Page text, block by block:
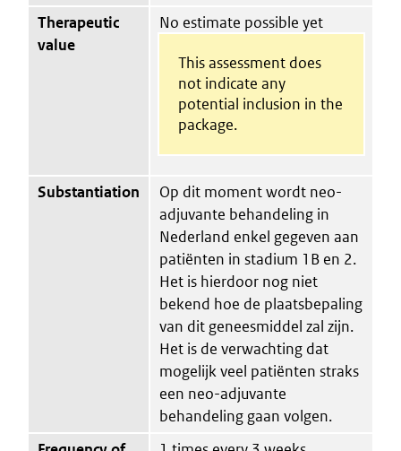
Therapeutic
value
No estimate possible yet
This assessment does
not indicate any
potential inclusion in the
package.
Substantiation
Op dit moment wordt neo-
adjuvante behandeling in
Nederland enkel gegeven aan
patiënten in stadium 1B en 2.
Het is hierdoor nog niet
bekend hoe de plaatsbepaling
van dit geneesmiddel zal zijn.
Het is de verwachting dat
mogelijk veel patiënten straks
een neo-adjuvante
behandeling gaan volgen.